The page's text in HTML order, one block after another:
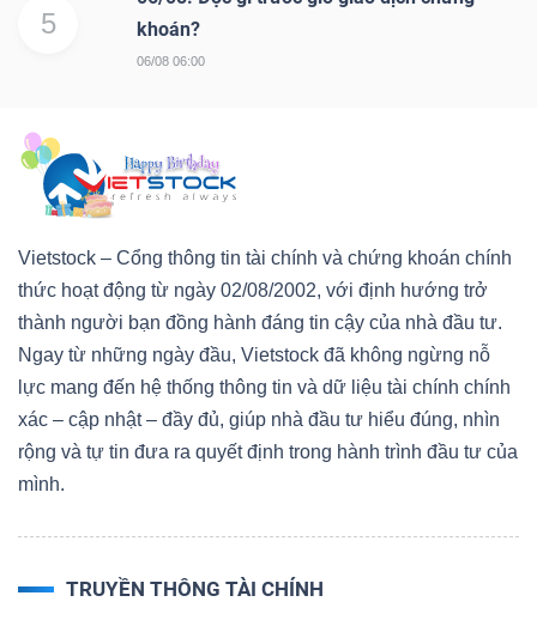
5
khoán?
06/08 06:00
Vietstock – Cổng thông tin tài chính và chứng khoán chính
thức hoạt động từ ngày 02/08/2002, với định hướng trở
thành người bạn đồng hành đáng tin cậy của nhà đầu tư.
Ngay từ những ngày đầu, Vietstock đã không ngừng nỗ
lực mang đến hệ thống thông tin và dữ liệu tài chính chính
xác – cập nhật – đầy đủ, giúp nhà đầu tư hiểu đúng, nhìn
rộng và tự tin đưa ra quyết định trong hành trình đầu tư của
mình.
TRUYỀN THÔNG TÀI CHÍNH